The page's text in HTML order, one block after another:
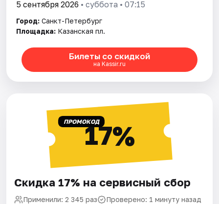
5 сентября 2026 • суббота • 07:15
Город: Санкт-Петербург
Площадка: Казанская пл.
Билеты со скидкой
на Kassir.ru
ПРОМОКОД17%
Скидка 17% на сервисный сбор
Применили: 2 345 раз Проверено: 1 минуту назад